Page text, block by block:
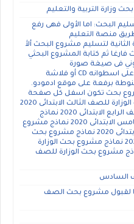
وزارة التربية والتعليم
البحث: اما الأولى فهى رفع
منصة التعليم
الثانية لتسليم مشروع البحث ألأ
ثم كتابة المشروع البحثي
فى صيغة صورة
إلكترونية سكانر ومن ثم رفعه على اسطوانه CD أو فلاشة
برفعة على موقع ادمودو.
بحث تكون اسفل كل صفحة
فى الموقع. نماذج مشروع بحث الوزارة للصف الثالث الابتدائى 2020
نماذج مشروع بحث الوزارة للصف الرابع الابتدائى 2020 نماذج
مشروع بحث الوزارة للصف الخامس الابتدائى 2020 نماذج مشروع
بحث الوزارة للصف السادس الابتدائى 2020 نماذج مشروع بحث
الوزارة للصف الاول الاعدادى 2020 نماذج مشروع بحث الوزارة
الاعدادى 2020 نماذج مشروع بحث الوزارة للصف
السادس
لقبول مشروع بحث الصف